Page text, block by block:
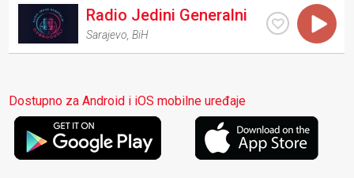
Radio Jedini Generalni
Sarajevo ,BiH
Dostupno za Android i iOS mobilne uređaje